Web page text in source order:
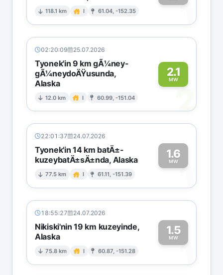
118.1 km I 61.04, -152.35 1
02:20:09 25.07.2026
Tyonek'in 9 km gÃ¼ney-
gÃ¼neydoÄŸusunda,
Alaska
12.0 km I 60.99, -151.04
2.1
MW
2
22:01:37 24.07.2026
Tyonek'in 14 km batÄ±-
kuzeybatÄ±sÄ±nda, Alaska
77.5 km I 61.11, -151.39
1.6
MW1
18:55:27 24.07.2026
Nikiski'nin 19 km kuzeyinde,
Alaska
75.8 km I 60.87, -151.28
1.5
MW1